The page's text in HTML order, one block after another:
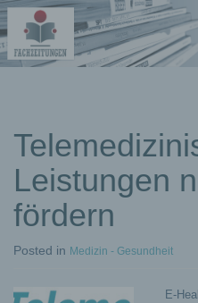
Leistungen
fördern
Posted in Medizin - Gesundheit
E-